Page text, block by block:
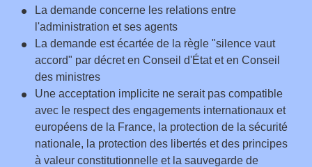
La demande concerne les relations entre
l'administration et ses agents
La demande est écartée de la règle "silence vaut
accord" par décret en Conseil d'État et en Conseil
des ministres
Une acceptation implicite ne serait pas compatible
avec le respect des engagements internationaux et
européens de la France, la protection de la sécurité
nationale, la protection des libertés et des principes
à valeur constitutionnelle et la sauvegarde de